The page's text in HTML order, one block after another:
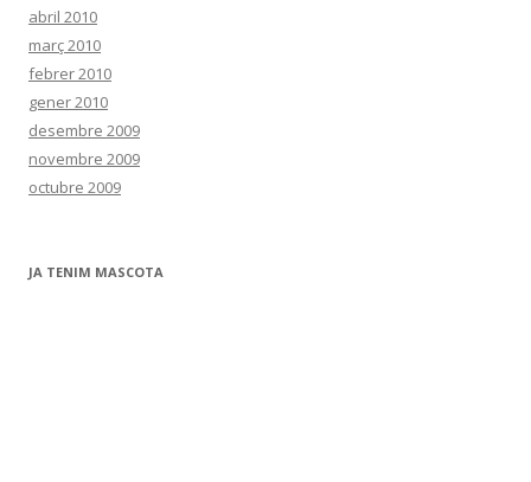
abril 2010
març 2010
febrer 2010
gener 2010
desembre 2009
novembre 2009
octubre 2009
JA TENIM MASCOTA